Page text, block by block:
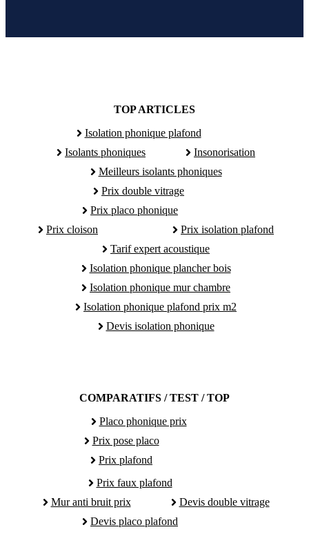
TOP ARTICLES
Isolation phonique plafond
Isolants phoniques
Insonorisation
Meilleurs isolants phoniques
Prix double vitrage
Prix placo phonique
Prix cloison
Prix isolation plafond
Tarif expert acoustique
Isolation phonique plancher bois
Isolation phonique mur chambre
Isolation phonique plafond prix m2
Devis isolation phonique
COMPARATIFS / TEST / TOP
Placo phonique prix
Prix pose placo
Prix plafond
Prix faux plafond
Mur anti bruit prix
Devis double vitrage
Devis placo plafond